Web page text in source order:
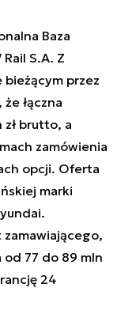
Baza
S.A. Z
przez
łączna
brutto, a
zamówienia
opcji. Oferta
marki
zamawiającego,
od 77 do 89 mln
24